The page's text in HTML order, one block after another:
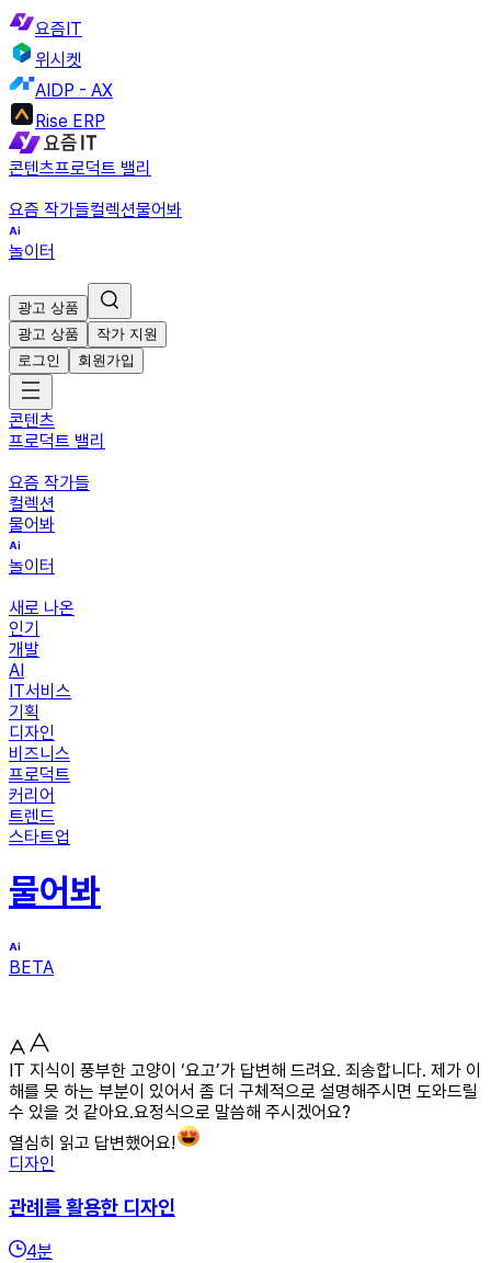
요즘IT
위시켓
AIDP - AX
Rise ERP
콘텐츠프로덕트 밸리
요즘 작가들컬렉션물어봐
놀이터
광고 상품
광고 상품
작가 지원
로그인
회원가입
콘텐츠
프로덕트 밸리
요즘 작가들
컬렉션
물어봐
놀이터
새로 나온
인기
개발
AI
IT서비스
기획
디자인
비즈니스
프로덕트
커리어
트렌드
스타트업
물어봐
BETA
IT 지식이 풍부한 고양이 ‘요고’가 답변해 드려요. 죄송합니다. 제가 이
해를 못 하는 부분이 있어서 좀 더 구체적으로 설명해주시면 도와드릴
수 있을 것 같아요.요정식으로 말씀해 주시겠어요?
열심히 읽고 답변했어요!
디자인
관례를 활용한 디자인
4분